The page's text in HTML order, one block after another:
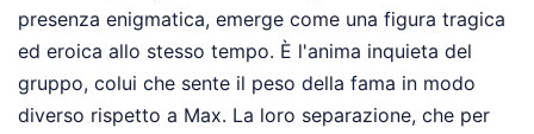
presenza enigmatica, emerge come una figura tragica
ed eroica allo stesso tempo. È l'anima inquieta del
gruppo, colui che sente il peso della fama in modo
diverso rispetto a Max. La loro separazione, che per